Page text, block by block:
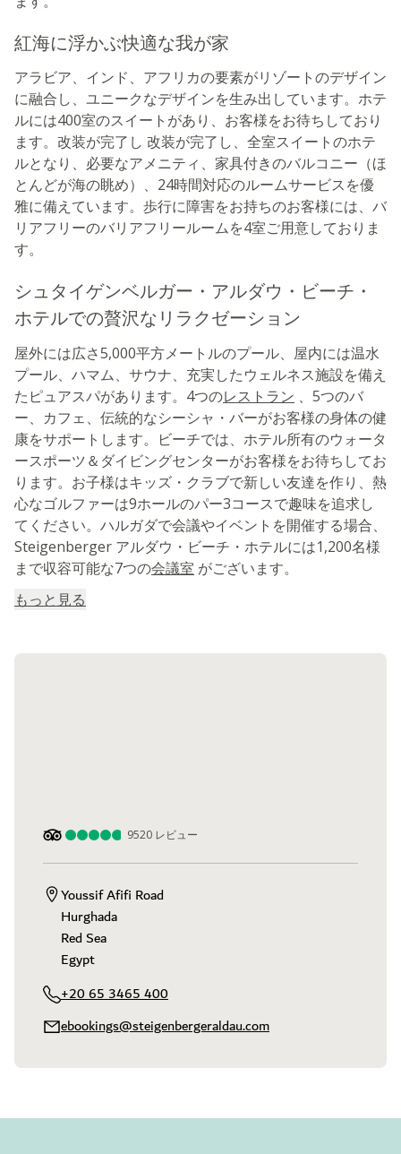
紅海に浮かぶ快適な我が家
アラビア、インド、アフリカの要素がリゾートのデザイン
に融合し、ユニークなデザインを生み出しています。ホテ
ルには400室のスイートがあり、お客様をお待ちしており
ます。改装が完了し 改装が完了し、全室スイートのホテ
ルとなり、必要なアメニティ、家具付きのバルコニー（ほ
とんどが海の眺め）、24時間対応のルームサービスを優
雅に備えています。歩行に障害をお持ちのお客様には、バ
リアフリーのバリアフリールームを4室ご用意しておりま
す。
シュタイゲンベルガー・アルダウ・ビーチ・
ホテルでの贅沢なリラクゼーション
屋外には広さ5,000平方メートルのプール、屋内には温水
プール、ハマム、サウナ、充実したウェルネス施設を備え
たピュアスパがあります。4つのレストラン 、5つのバ
ー、カフェ、伝統的なシーシャ・バーがお客様の身体の健
康をサポートします。ビーチでは、ホテル所有のウォータ
ースポーツ＆ダイビングセンターがお客様をお待ちしてお
ります。お子様はキッズ・クラブで新しい友達を作り、熱
心なゴルファーは9ホールのパー3コースで趣味を追求し
てください。ハルガダで会議やイベントを開催する場合、
Steigenberger アルダウ・ビーチ・ホテルには1,200名様
まで収容可能な7つの会議室 がございます。
もっと見る
9520 レビュー
Youssif Afifi Road
Hurghada
Red Sea
Egypt
+20 65 3465 400
ebookings@steigenbergeraldau.com